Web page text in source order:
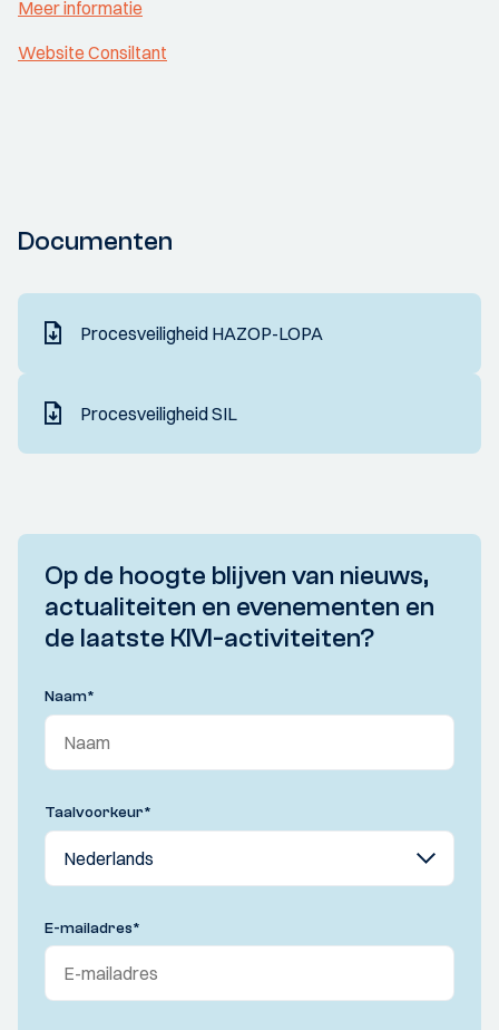
Meer informatie
Website Consiltant
Documenten
Procesveiligheid HAZOP-LOPA
Procesveiligheid SIL
Op de hoogte blijven van nieuws,
actualiteiten en evenementen en
de laatste KIVI-activiteiten?
Naam*
Taalvoorkeur*
E-mailadres*